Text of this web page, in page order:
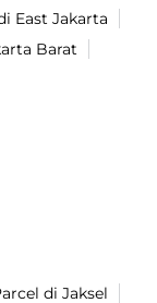
East Jakarta
Barat
di Jaksel